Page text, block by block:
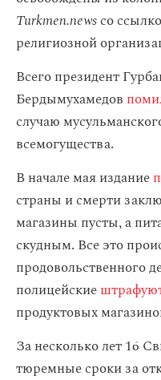
Turkmen.newsсо
религиозной
Всего президент
Бердымухамедов
случаю
всемогущества.
В начале мая издание
страны и смерти
магазины пусты, а
скудным. Все это
продовольственного
полицейские
продуктовых
За несколько лет 16
тюремные сроки за